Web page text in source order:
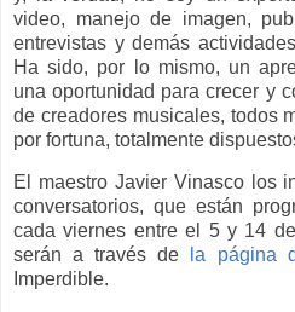
video, manejo de imagen,
entrevistas y demás
Ha sido, por lo mismo, un
una oportunidad para crecer y
de creadores musicales, todos
por fortuna, totalmente
El maestro Javier Vinasco los
conversatorios, que están
cada viernes entre el 5 y 14
serán a través de
la página
Imperdible.